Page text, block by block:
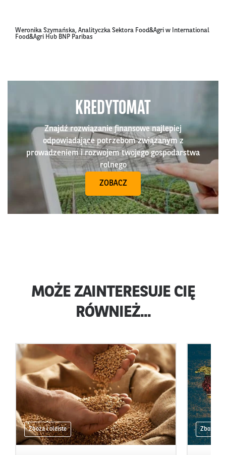
Weronika Szymańska, Analityczka Sektora Food&Agri w International
Food&Agri Hub BNP Paribas
KREDYTOMAT
Znajdź rozwiązanie finansowe najlepiej
odpowiadające potrzebom związanym z
prowadzeniem i rozwojem twojego gospodarstwa
rolnego
ZOBACZ
MOŻE ZAINTERESUJE CIĘ
RÓWNIEŻ...
Zboża i oleiste Zboża i